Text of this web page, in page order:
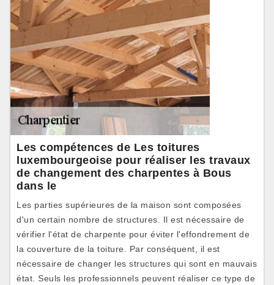
Les compétences de Les toitures
luxembourgeoise pour réaliser les travaux
de changement des charpentes à Bous
dans le
Les parties supérieures de la maison sont composées
d'un certain nombre de structures. Il est nécessaire de
vérifier l'état de charpente pour éviter l'effondrement de
la couverture de la toiture. Par conséquent, il est
nécessaire de changer les structures qui sont en mauvais
état. Seuls les professionnels peuvent réaliser ce type de